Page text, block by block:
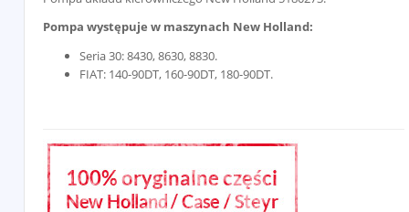
Pompa występuje w maszynach New Holland:
Seria 30: 8430, 8630, 8830.
FIAT: 140-90DT, 160-90DT, 180-90DT.